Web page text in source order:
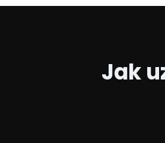
Jak